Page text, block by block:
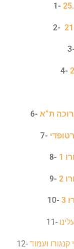
1-
2-
4-
6-
7-
8- 1
9- 2
10- 3
11-
12- ועמוד